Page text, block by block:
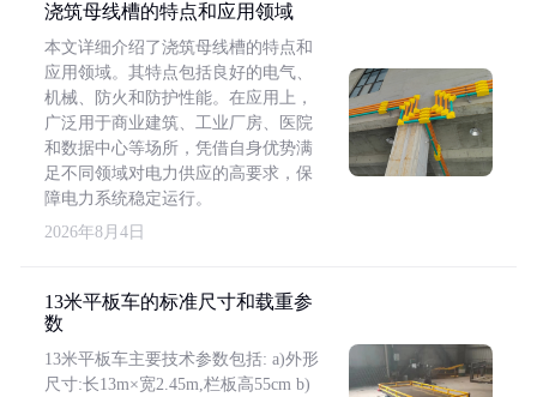
浇筑母线槽的特点和应用领域
本文详细介绍了浇筑母线槽的特点和
应用领域。其特点包括良好的电气、
机械、防火和防护性能。在应用上，
广泛用于商业建筑、工业厂房、医院
和数据中心等场所，凭借自身优势满
足不同领域对电力供应的高要求，保
障电力系统稳定运行。
2026年8月4日
13米平板车的标准尺寸和载重参
数
13米平板车主要技术参数包括: a)外形
尺寸:长13m×宽2.45m,栏板高55cm b)